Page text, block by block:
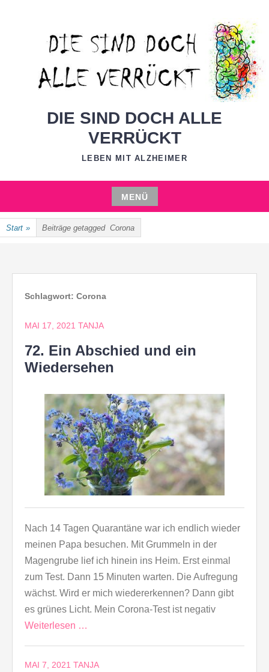
DIE SIND DOCH ALLE
VERRÜCKT
LEBEN MIT ALZHEIMER
MENÜ
Zum
Inhalt
Start » Beiträge getagged Corona
Schlagwort: Corona
MAI 17, 2021 TANJA
72. Ein Abschied und ein
Wiedersehen
Nach 14 Tagen Quarantäne war ich endlich wieder
meinen Papa besuchen. Mit Grummeln in der
Magengrube lief ich hinein ins Heim. Erst einmal
zum Test. Dann 15 Minuten warten. Die Aufregung
wächst. Wird er mich wiedererkennen? Dann gibt
es grünes Licht. Mein Corona-Test ist negativ
Weiterlesen …
MAI 7, 2021 TANJA